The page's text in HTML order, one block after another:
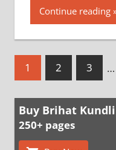
Continue reading
Posts
1 2 3 …
Buy Brihat Kundli
250+ pages